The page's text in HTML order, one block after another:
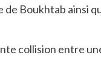
de Boukhtab ainsi
collision entre